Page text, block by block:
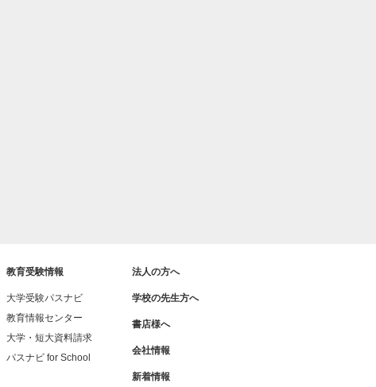
教育受験情報
大学受験パスナビ
教育情報センター
大学・短大資料請求
パスナビ for School
法人の方へ
学校の先生方へ
書店様へ
会社情報
新着情報